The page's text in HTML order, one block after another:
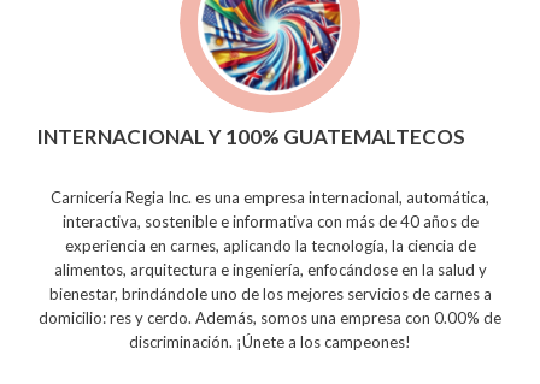
INTERNACIONAL Y 100% GUATEMALTECOS
Carnicería Regia Inc. es una empresa internacional, automática,
interactiva, sostenible e informativa con más de 40 años de
experiencia en carnes, aplicando la tecnología, la ciencia de
alimentos, arquitectura e ingeniería, enfocándose en la salud y
bienestar, brindándole uno de los mejores servicios de carnes a
domicilio: res y cerdo. Además, somos una empresa con 0.00% de
discriminación. ¡Únete a los campeones!